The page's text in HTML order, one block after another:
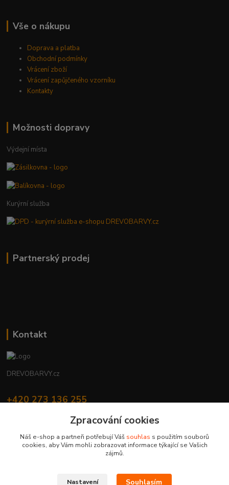
Vše o nákupu
Doprava a platba
Obchodní podmínky
Vrácení zboží
Vrácení zapůjčeného vzorníku
Kontakty
Možnosti dopravy
Výdejní místa
Kurýrní služba
Partnerský prodej
Kontakt
DREVOBARVY.cz
+420 273 136 255
Zpracování cookies
Náš e-shop a partneři potřebují Váš souhlas s použitím souborů
cookies, aby Vám mohli zobrazovat informace týkající se Vašich
zájmů.
Nastavení Souhlasím